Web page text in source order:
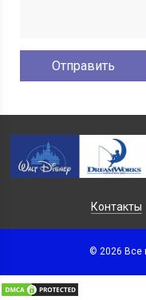
Контакты
© 2026 Все